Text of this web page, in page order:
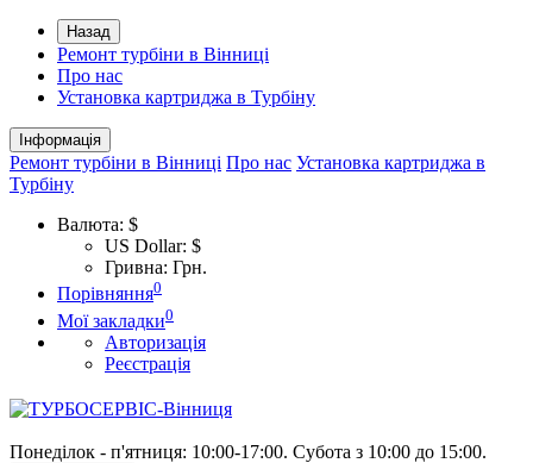
Назад
Ремонт турбіни в Вінниці
Про нас
Установка картриджа в Турбіну
Інформація
Ремонт турбіни в Вінниці Про нас Установка картриджа в
Турбіну
Валюта: $
US Dollar: $
Гривна: Грн.
Порівняння0
Мої закладки0
Авторизація
Реєстрація
Понеділок - п'ятниця: 10:00-17:00. Субота з 10:00 до 15:00.